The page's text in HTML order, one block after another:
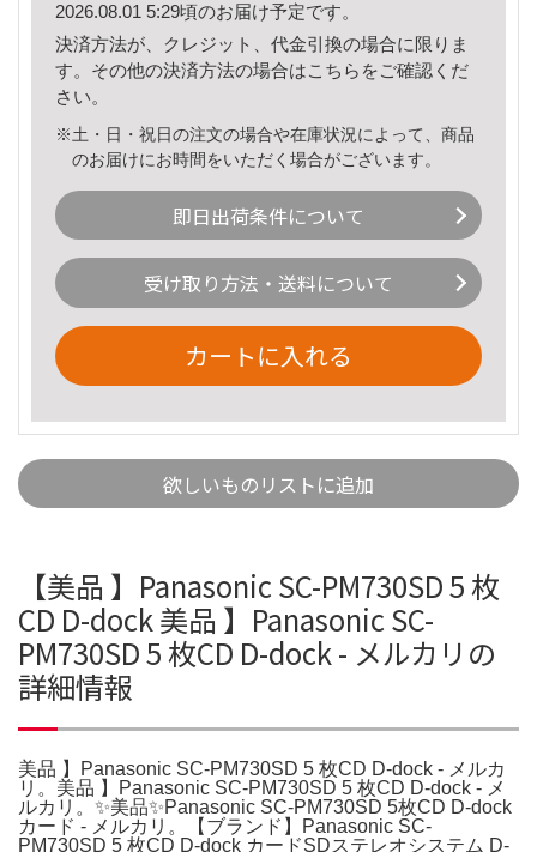
2026.08.01 5:29頃のお届け予定です。
決済方法が、クレジット、代金引換の場合に限りま
す。その他の決済方法の場合はこちら をご確認くだ
さい。
※土・日・祝日の注文の場合や在庫状況によって、商品
のお届けにお時間をいただく場合がございます。
即日出荷条件について
受け取り方法・送料について
カートに入れる
欲しいものリストに追加
【美品 】Panasonic SC-PM730SD 5 枚
CD D-dock 美品 】Panasonic SC-
PM730SD 5 枚CD D-dock - メルカリの
詳細情報
美品 】Panasonic SC-PM730SD 5 枚CD D-dock - メルカ
リ。美品 】Panasonic SC-PM730SD 5 枚CD D-dock - メ
ルカリ。✨美品✨Panasonic SC-PM730SD 5枚CD D-dock
カード - メルカリ。【ブランド】Panasonic SC-
PM730SD 5 枚CD D-dock カードSDステレオシステム D-